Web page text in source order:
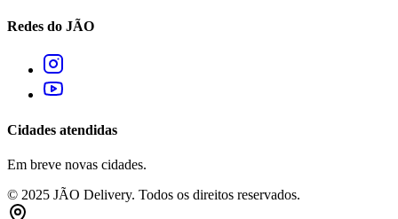
Redes do JÃO
Cidades atendidas
Em breve novas cidades.
© 2025 JÃO Delivery. Todos os direitos reservados.